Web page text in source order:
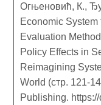
Огњеновић, К.,
Economic
Evaluation
Policy Effects in
Reimagining
World (стр. 121-
Publishing.